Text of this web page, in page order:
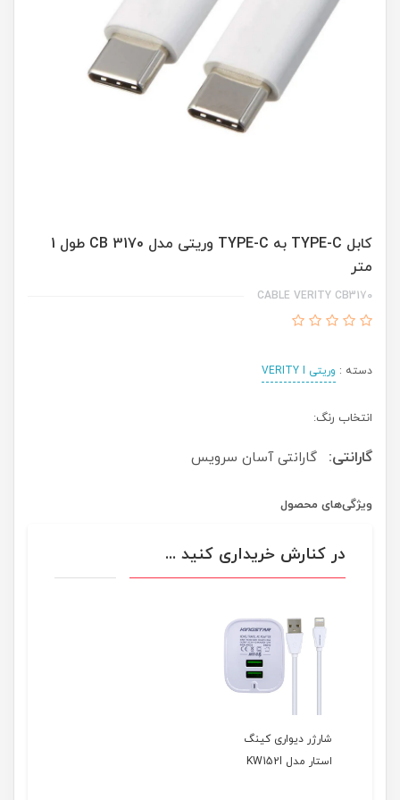
کابل TYPE-C به TYPE-C وریتی مدل CB 3170 طول 1
متر
CABLE VERITY CB3170
دسته : وریتی VERITY I
انتخاب رنگ:
گارانتی: گارانتی آسان سرویس
ویژگی‌های محصول
در کنارش خریداری کنید ...
شارژر دیواری کینگ
استار مدل KW152I